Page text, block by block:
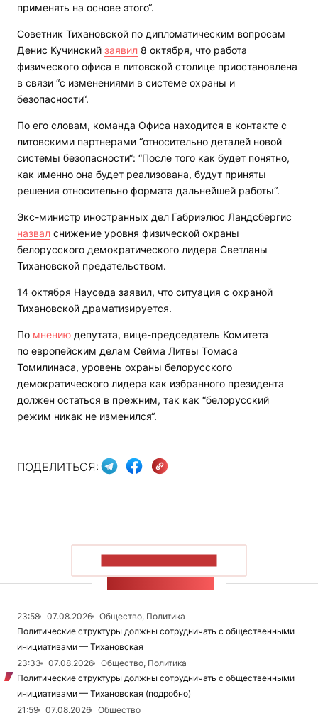
применять на основе этого“.
Советник Тихановской по дипломатическим вопросам
Денис Кучинский заявил 8 октября, что работа
физического офиса в литовской столице приостановлена
в связи “с изменениями в системе охраны и
безопасности“.
По его словам, команда Офиса находится в контакте с
литовскими партнерами “относительно деталей новой
системы безопасности“: “После того как будет понятно,
как именно она будет реализована, будут приняты
решения относительно формата дальнейшей работы“.
Экс-министр иностранных дел Габриэлюс Ландсбергис
назвал снижение уровня физической охраны
белорусского демократического лидера Светланы
Тихановской предательством.
14 октября Науседа заявил, что ситуация с охраной
Тихановской драматизируется.
По мнению депутата, вице-председатель Комитета
по европейским делам Сейма Литвы Томаса
Томилинаса, уровень охраны белорусского
демократического лидера как избранного президента
должен остаться в прежним, так как “белорусский
режим никак не изменился“.
ПОДЕЛИТЬСЯ:
23:58 07.08.2026
Общество, Политика
Политические структуры должны сотрудничать с общественными
инициативами — Тихановская
23:33
07.08.2026
Общество, Политика
Политические структуры должны сотрудничать с общественными
инициативами — Тихановская (подробно)
21:59
07.08.2026 Общество